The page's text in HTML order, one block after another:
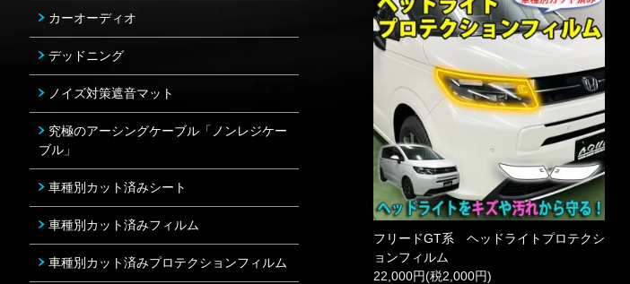
フリードGT系 ヘッドライトプロテクシ
ョンフィルム
22,000円(税2,000円)
カーオーディオ
デッドニング
ノイズ対策遮音マット
究極のアーシングケーブル「ノンレジケー
ブル」
車種別カット済みシート
車種別カット済みフィルム
車種別カット済みプロテクションフィルム